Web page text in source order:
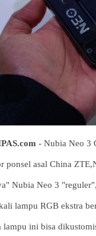
- Nubia Neo 3
ponsel asal China
Nubia Neo 3
lampu RGB ekstra
lampu ini bisa